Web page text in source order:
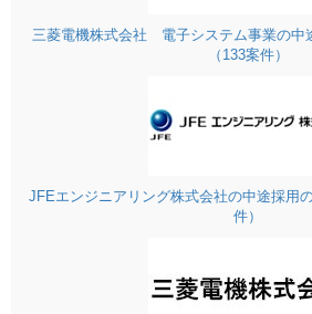
三菱電機株式会社 電子システム事業の中
（133案件）
JFEエンジニアリング株式会社の中途採用
件）